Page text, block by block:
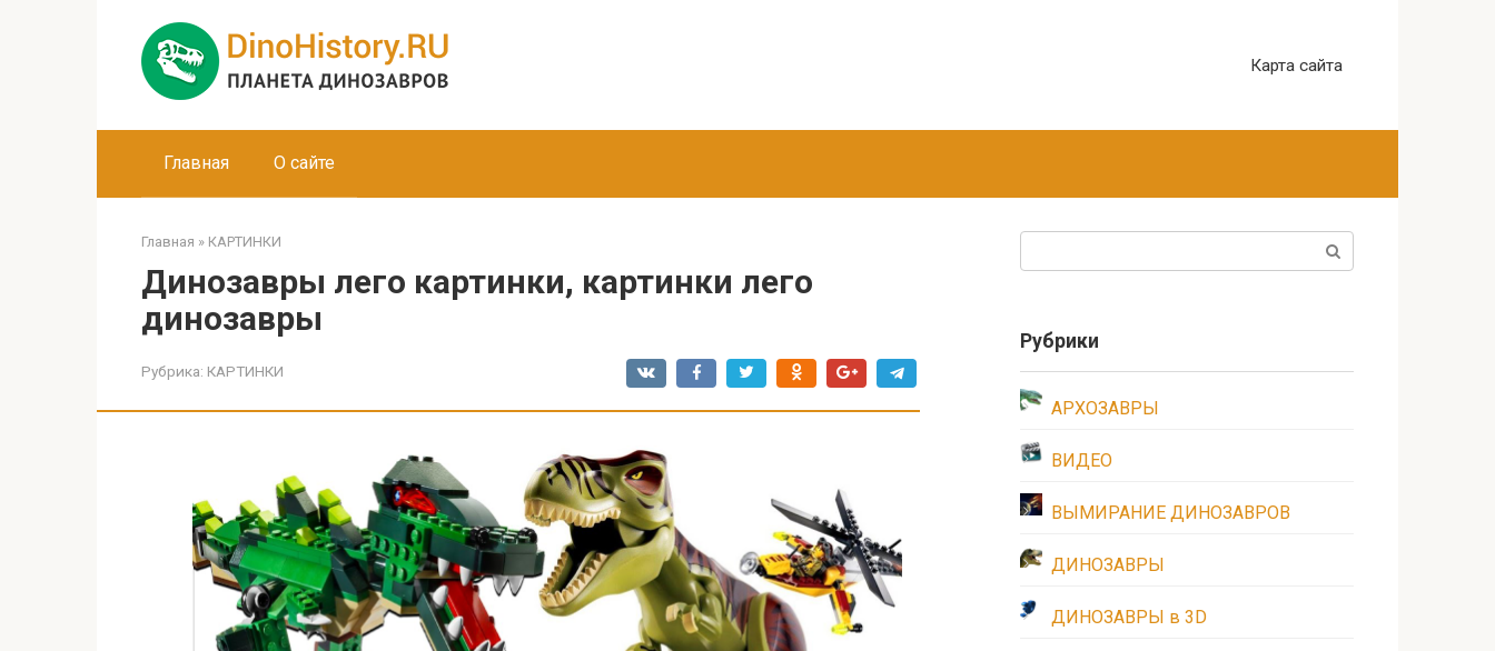
Карта сайта
Главная О сайте
Главная » КАРТИНКИ
Динозавры лего картинки, картинки лего
динозавры
Рубрика: КАРТИНКИ
Рубрики
АРХОЗАВРЫ
ВИДЕО
ВЫМИРАНИЕ ДИНОЗАВРОВ
ДИНОЗАВРЫ
ДИНОЗАВРЫ в 3D